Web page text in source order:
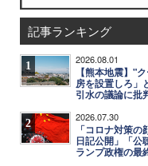
記事ランキング
1 2026.08.01
【熊本地震】"
房を設置しろ」
引水の議論に批
2 2026.07.30
「コロナ対策
日記公開」「公
ランプ政権の最